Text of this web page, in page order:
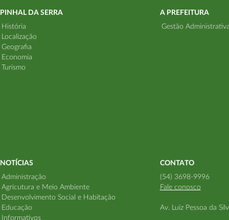
PINHAL DA SERRA
História
Localização
Geografia
Economia
Turismo
A PREFEITURA
Gestão
NOTÍCIAS
Administração
Agricutura e Meio Ambiente
Desenvolvimento Social e Habitação
Educação
Informativos
CONTATO
(54) 3698-9996
Fale conosco
Av. Luiz Pessoa da